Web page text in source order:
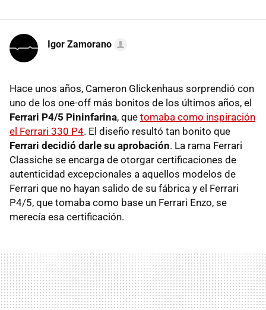
Igor Zamorano
Hace unos años, Cameron Glickenhaus sorprendió con
uno de los one-off más bonitos de los últimos años, el
Ferrari P4/5 Pininfarina, que tomaba como inspiración
el Ferrari 330 P4. El diseño resultó tan bonito que
Ferrari decidió darle su aprobación. La rama Ferrari
Classiche se encarga de otorgar certificaciones de
autenticidad excepcionales a aquellos modelos de
Ferrari que no hayan salido de su fábrica y el Ferrari
P4/5, que tomaba como base un Ferrari Enzo, se
merecía esa certificación.